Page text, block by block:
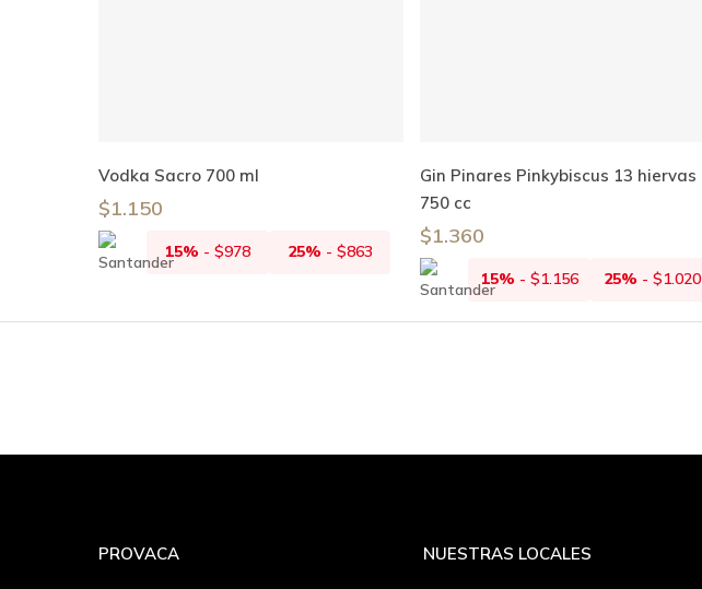
Añadir Al Carrito
Vodka Sacro 700 ml
$1.150
15% - $978 25% - $863
Añadir Al Carrito
Gin Pinares Pinkybiscus 13 hiervas
750 cc
$1.360
15% - $1.156 25% - $1.020
PROVACA NUESTRAS LOCALES